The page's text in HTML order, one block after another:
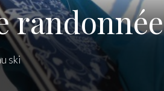
randonnée
ski